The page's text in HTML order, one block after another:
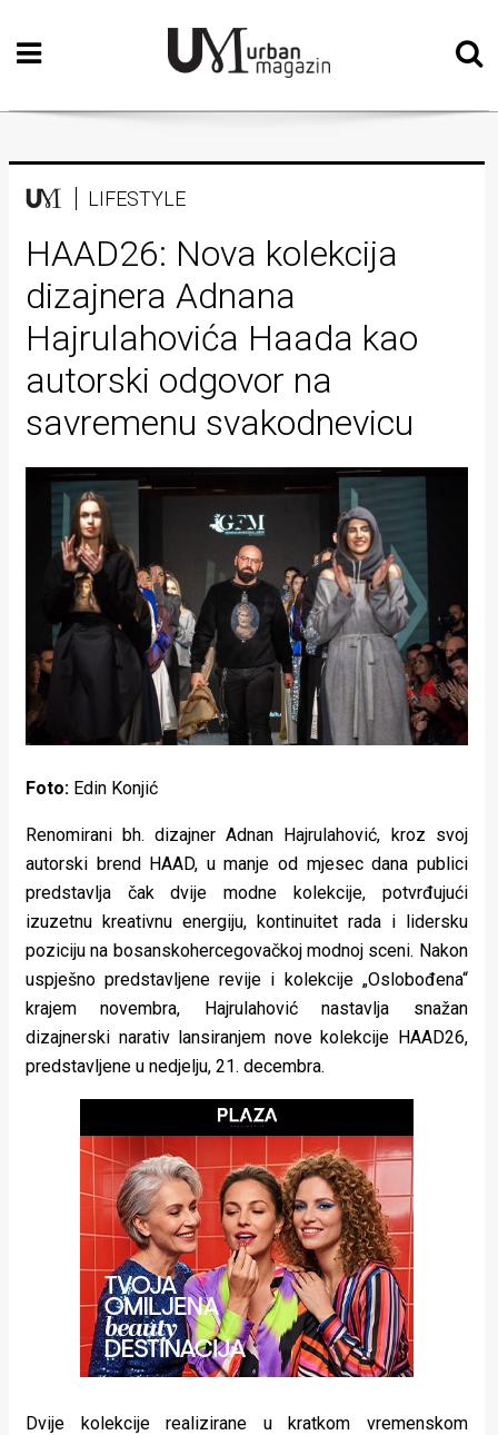
Početna
Vizualne
Teatar
Književnost
Muzika
Film
Intervju
Kolumne
Kultura
Lifestyle
Beauty
Fashion
Zdravlje
stolom
Život
pokretu
Ideje
koje
rade
Urban
Aktivizam
Aktuelnosti
Magazin
LIFESTYLE
HAAD26: Nova kolekcija
dizajnera Adnana
Hajrulahovića Haada kao
autorski odgovor na
savremenu svakodnevicu
Foto: Edin Konjić
Renomirani bh. dizajner Adnan Hajrulahović, kroz svoj
autorski brend HAAD, u manje od mjesec dana publici
predstavlja čak dvije modne kolekcije, potvrđujući
izuzetnu kreativnu energiju, kontinuitet rada i lidersku
poziciju na bosanskohercegovačkoj modnoj sceni. Nakon
uspješno predstavljene revije i kolekcije „Oslobođena“
krajem novembra, Hajrulahović nastavlja snažan
dizajnerski narativ lansiranjem nove kolekcije HAAD26,
predstavljene u nedjelju, 21. decembra.
Dvije kolekcije realizirane u kratkom vremenskom